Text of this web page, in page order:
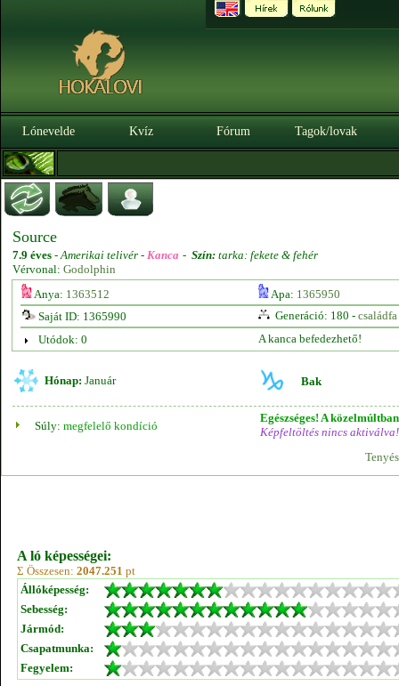
Lónevelde Kvíz Fórum Tagok/lovak
Source
7.9 éves -Amerikai telivér - Kanca - Szín: tarka: fekete & fehér
Vérvonal: Godolphin
Anya: 1363512 Apa: 1365950
Saját ID: 1365990
Generáció: 180 - családfa
Utódok: 0
A kanca befedezhető!
Hónap: Január Bak
Súly: megfelelő kondíció
Egészséges! A
Képfeltöltés nincs aktiválva!
A ló képességei:
Σ Összesen: 2047.251 pt
Állóképesség:
Sebesség:
Jármód:
Csapatmunka:
Fegyelem: